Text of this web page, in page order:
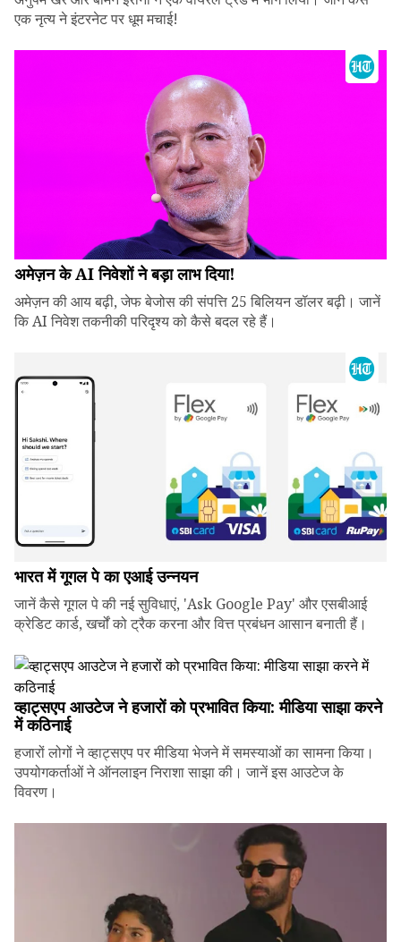
एक नृत्य ने इंटरनेट पर धूम मचाई!
अमेज़न के AI निवेशों ने बड़ा लाभ दिया!
अमेज़न की आय बढ़ी, जेफ बेजोस की संपत्ति 25 बिलियन डॉलर बढ़ी। जानें
कि AI निवेश तकनीकी परिदृश्य को कैसे बदल रहे हैं।
भारत में गूगल पे का एआई उन्नयन
जानें कैसे गूगल पे की नई सुविधाएं, 'Ask Google Pay' और एसबीआई
क्रेडिट कार्ड, खर्चों को ट्रैक करना और वित्त प्रबंधन आसान बनाती हैं।
व्हाट्सएप आउटेज ने हजारों को प्रभावित किया: मीडिया साझा करने
में कठिनाई
हजारों लोगों ने व्हाट्सएप पर मीडिया भेजने में समस्याओं का सामना किया।
उपयोगकर्ताओं ने ऑनलाइन निराशा साझा की। जानें इस आउटेज के
विवरण।